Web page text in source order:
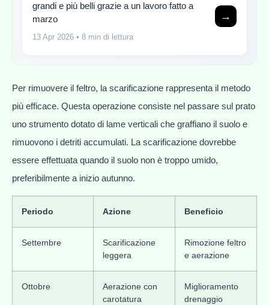
grandi e più belli grazie a un lavoro fatto a
marzo
13 Apr 2026 • 8 min di lettura
→
Per rimuovere il feltro, la scarificazione rappresenta il metodo
più efficace. Questa operazione consiste nel passare sul prato
uno strumento dotato di lame verticali che graffiano il suolo e
rimuovono i detriti accumulati. La scarificazione dovrebbe
essere effettuata quando il suolo non è troppo umido,
preferibilmente a inizio autunno.
Periodo Azione Beneficio
Settembre
Scarificazione
leggera
Rimozione feltro
e aerazione
Ottobre
Aerazione con
carotatura
Miglioramento
drenaggio